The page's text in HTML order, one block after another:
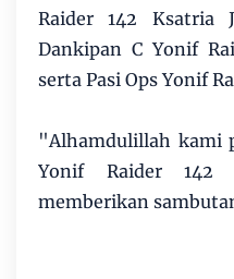
Raider 142 Ksatria
Dankipan C Yonif
serta Pasi Ops Yonif
"Alhamdulillah kami
Yonif Raider 142
memberikan